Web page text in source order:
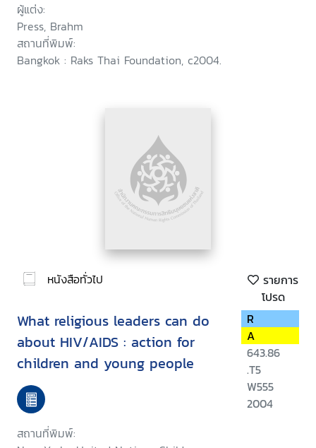
ผู้แต่ง:
Press, Brahm
สถานที่พิมพ์:
Bangkok : Raks Thai Foundation, c2004.
หนังสือทั่วไป
รายการ
โปรด
What religious leaders can do
about HIV/AIDS : action for
children and young people
สถานที่พิมพ์:
R
A
643.86
.T5
W555
2004